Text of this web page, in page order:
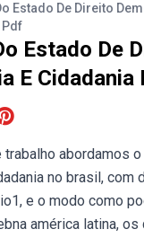
Estado De Direito
Pdf
Estado De
E Cidadania
abordamos
no brasil, com
e o modo como
américa latina,